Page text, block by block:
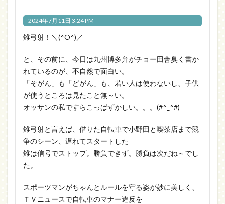
2024年7月11日 3:24 PM
雉弓射！＼(^O^)／
と、その前に、今日は九州博多弁がチョー田舎臭く書か
れているのが、不自然で面白い。
「そがん」も「どがん」も、若い人は使わないし、子供
が使うところは見たこと無～い。
オッサンの私ですらこっぱずかしい。。。(#^_^#)
雉弓射と言えば、借りた自転車で小野田と喫茶店まで競
争のシーン、遅れてスタートした
雉は信号でストップ。勝負できず。勝負は次だね～でし
た。
スポーツマンがちゃんとルールを守る姿が妙に美しく、
ＴＶニュースで自転車のマナー違反を